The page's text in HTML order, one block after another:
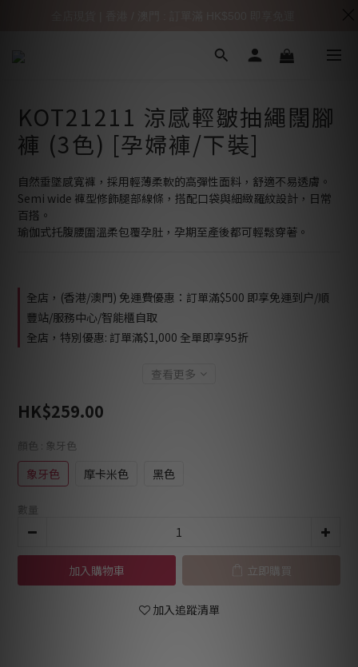
KOT21211 涼感輕皺抽繩闊腳
褲 (3色) [孕婦褲/下裝]
自然垂墜感寬褲，採用輕薄柔軟的高彈性面料，舒適不易透膚。
Semi wide 褲型修飾腿部線條，搭配口袋與細緻羅紋設計，日常
百搭。
瑜伽式托腹腰圍溫柔包覆孕肚，孕期至產後都可輕鬆穿著。
全店，(香港/澳門) 免運費優惠：訂單滿$500 即享免運到户/順
豐站/服務中心/智能櫃自取
全店，特別優惠: 訂單滿$1,000 全單即享95折
查看更多
HK$259.00
顏色 : 象牙色
象牙色 摩卡米色 黑色
數量
加入購物車 立即購買
加入追蹤清單